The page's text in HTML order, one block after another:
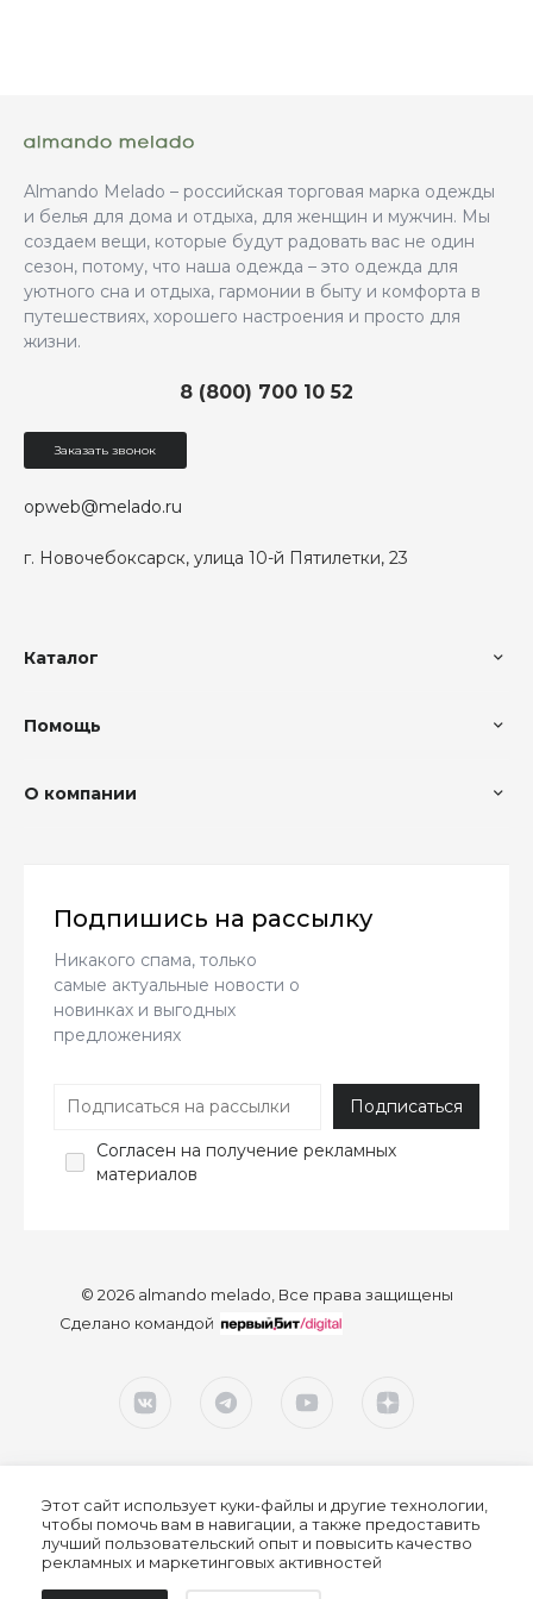
Almando Melado – российская торговая марка одежды
и белья для дома и отдыха, для женщин и мужчин. Мы
создаем вещи, которые будут радовать вас не один
сезон, потому, что наша одежда – это одежда для
уютного сна и отдыха, гармонии в быту и комфорта в
путешествиях, хорошего настроения и просто для
жизни.
г. Новочебоксарск, улица 10-й Пятилетки, 23
8 (800) 700 10 52
opweb@melado.ru
Заказать звонок
Каталог
Помощь
О компании
Подпишись на рассылку
Никакого спама, только
самые актуальные новости о
новинках и выгодных
предложениях
Согласен на получение рекламных
материалов
© 2026 almando melado, Все права защищены
Сделано командой
Этот сайт использует куки-файлы и другие технологии,
чтобы помочь вам в навигации, а также предоставить
лучший пользовательский опыт и повысить качество
рекламных и маркетинговых активностей